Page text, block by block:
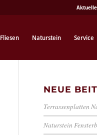
Fliesen Naturstein Service
NEUE
Terrassenplatten
Naturstein